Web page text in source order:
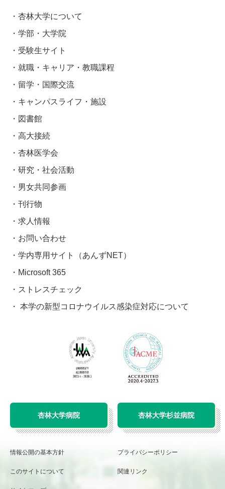
杏林大学について
学部・大学院
受験生サイト
就職・キャリア・教職課程
留学・国際交流
キャンパスライフ・施設
図書館
高大接続
杏林医学会
研究・社会活動
男女共同参画
刊行物
求人情報
お問い合わせ
学内専用サイト（あんずNET）
Microsoft 365
ストレスチェック
本学の新型コロナウイルス感染症対応について
杏林大学病院 杏林大学杉並病院
情報公開の基本方針 プライバシーポリシー
このサイトについて 関連リンク